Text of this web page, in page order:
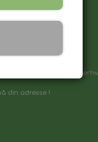
sig både til private &
din adresse !